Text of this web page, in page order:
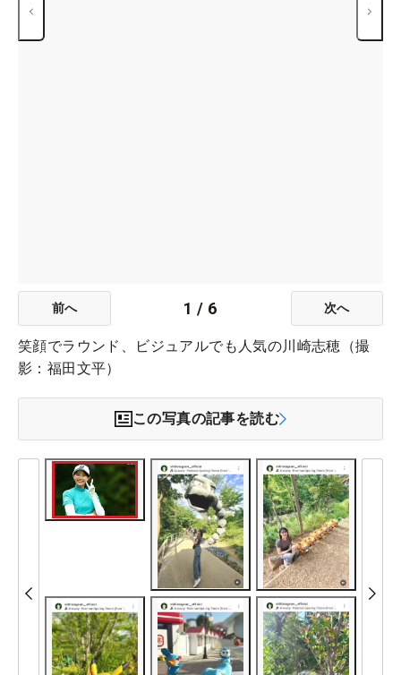
前へ 1 / 6 次へ
笑顔でラウンド、ビジュアルでも人気の川崎志穂（撮
影：福田文平）
この写真の記事を読む